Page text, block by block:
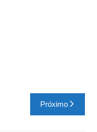
Próximo